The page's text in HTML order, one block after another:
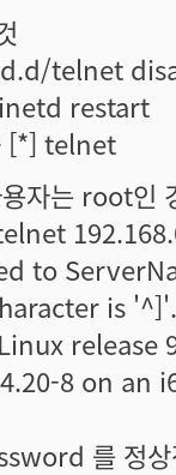
telnet
restart
[*] telnet
자는 root인
to
is '^]'.
release
8 on an
를 정상